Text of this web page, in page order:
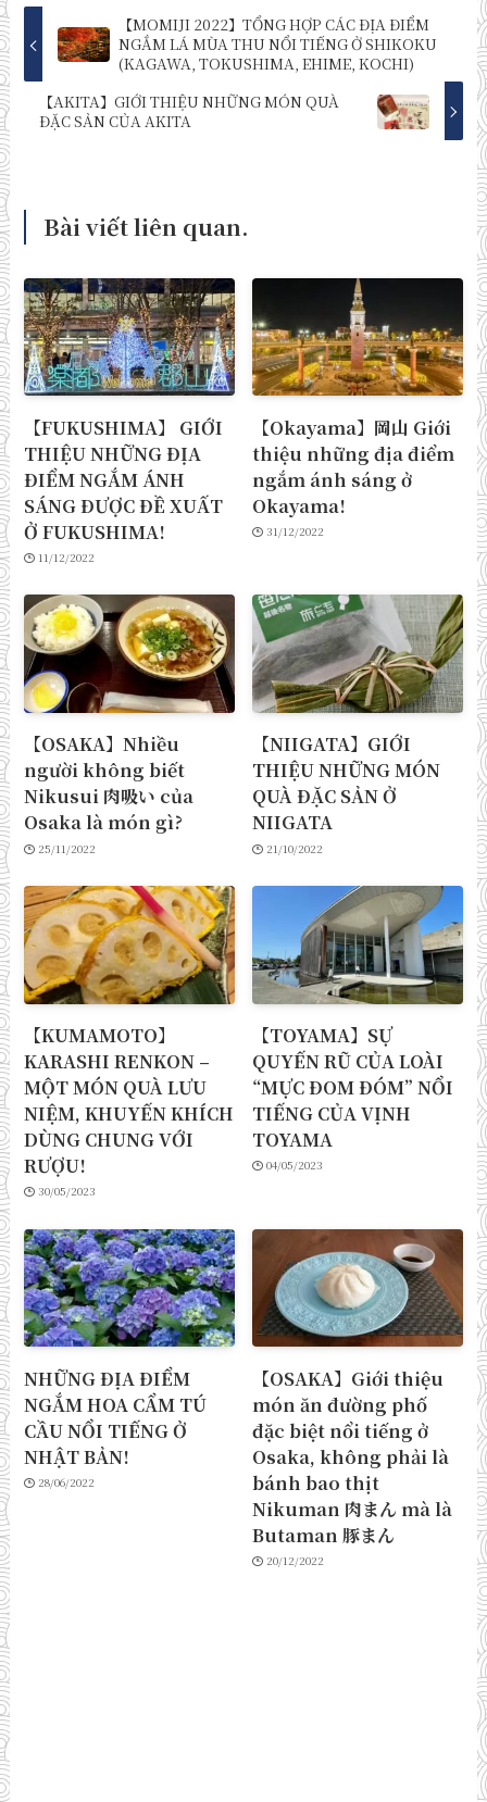
【MOMIJI 2022】TỔNG HỢP CÁC ĐỊA ĐIỂM
NGẮM LÁ MÙA THU NỔI TIẾNG Ở SHIKOKU
(KAGAWA, TOKUSHIMA, EHIME, KOCHI)
【AKITA】GIỚI THIỆU NHỮNG MÓN QUÀ
ĐẶC SẢN CỦA AKITA
Bài viết liên quan.
【FUKUSHIMA】 GIỚI
THIỆU NHỮNG ĐỊA
ĐIỂM NGẮM ÁNH
SÁNG ĐƯỢC ĐỀ XUẤT
Ở FUKUSHIMA!
11/12/2022
【Okayama】岡山 Giới
thiệu những địa điểm
ngắm ánh sáng ở
Okayama!
31/12/2022
【OSAKA】Nhiều
người không biết
Nikusui 肉吸い của
Osaka là món gì?
25/11/2022
【NIIGATA】GIỚI
THIỆU NHỮNG MÓN
QUÀ ĐẶC SẢN Ở
NIIGATA
21/10/2022
【KUMAMOTO】
KARASHI RENKON –
MỘT MÓN QUÀ LƯU
NIỆM, KHUYẾN KHÍCH
DÙNG CHUNG VỚI
RƯỢU!
30/05/2023
【TOYAMA】SỰ
QUYẾN RŨ CỦA LOÀI
“MỰC ĐOM ĐÓM” NỔI
TIẾNG CỦA VỊNH
TOYAMA
04/05/2023
NHỮNG ĐỊA ĐIỂM
NGẮM HOA CẨM TÚ
CẦU NỔI TIẾNG Ở
NHẬT BẢN!
28/06/2022
【OSAKA】Giới thiệu
món ăn đường phố
đặc biệt nổi tiếng ở
Osaka, không phải là
bánh bao thịt
Nikuman 肉まん mà là
Butaman 豚まん
20/12/2022